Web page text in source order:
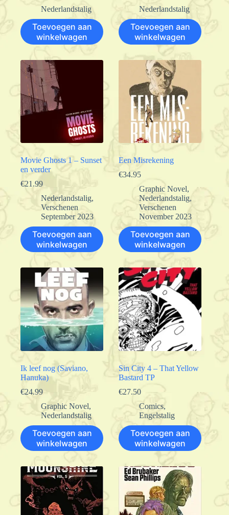
Nederlandstalig
Toevoegen aan
winkelwagen
Nederlandstalig
Toevoegen aan
winkelwagen
Movie Ghosts 1 – Sunset
en verder
€21.99
Nederlandstalig,
Verschenen
September 2023
Toevoegen aan
winkelwagen
Een Misrekening
€34.95
Graphic Novel,
Nederlandstalig,
Verschenen
November 2023
Toevoegen aan
winkelwagen
Ik leef nog (Saviano,
Hanuka)
€24.99
Graphic Novel,
Nederlandstalig
Toevoegen aan
winkelwagen
Sin City 4 – That Yellow
Bastard TP
€27.50
Comics,
Engelstalig
Toevoegen aan
winkelwagen